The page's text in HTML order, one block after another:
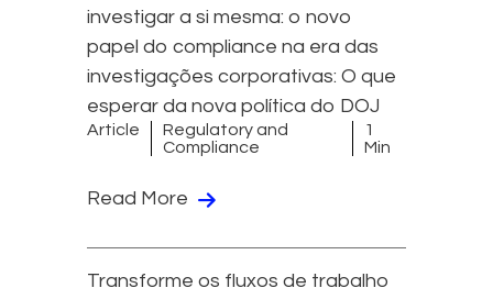
investigar a si mesma: o novo
papel do compliance na era das
investigações corporativas: O que
esperar da nova política do DOJ
Article
Regulatory and
Compliance
1
Min
Read More
Transforme os fluxos de trabalho